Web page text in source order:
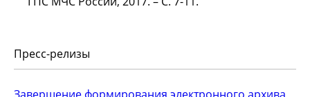
Пресс-релизы